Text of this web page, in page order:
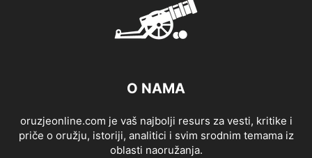
O NAMA
oruzjeonline.com je vaš najbolji resurs za vesti, kritike i
priče o oružju, istoriji, analitici i svim srodnim temama iz
oblasti naoružanja.